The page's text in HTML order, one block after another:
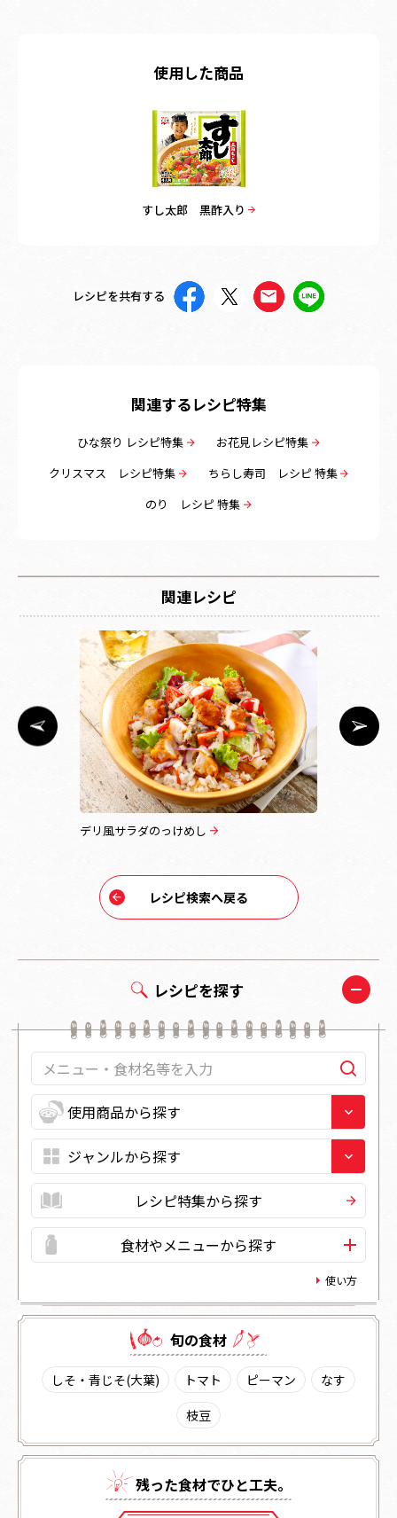
レシピを探す
レシピ特集から探す
食材やメニューから探す
使い方
旬の⾷材
しそ・青じそ(大葉) トマト ピーマン
なす
枝豆
残った⾷材でひと⼯夫。
使用した商品
すし太郎 黒酢入り
レシピを共有する
関連するレシピ特集
ひな祭り レシピ特集
お花見レシピ特集
クリスマス レシピ特集
ちらし寿司 レシピ 特集
のり レシピ 特集
関連レシピ
デリ風サラダのっけめし
レシピ検索へ戻る